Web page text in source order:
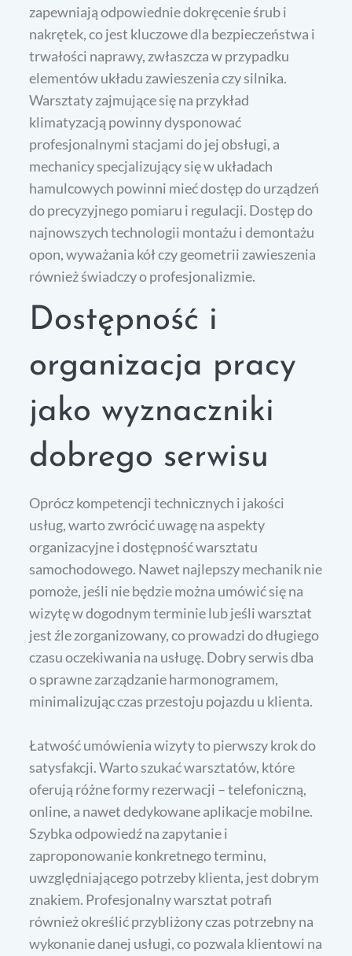
zapewniają odpowiednie dokręcenie śrub i
nakrętek, co jest kluczowe dla bezpieczeństwa i
trwałości naprawy, zwłaszcza w przypadku
elementów układu zawieszenia czy silnika.
Warsztaty zajmujące się na przykład
klimatyzacją powinny dysponować
profesjonalnymi stacjami do jej obsługi, a
mechanicy specjalizujący się w układach
hamulcowych powinni mieć dostęp do urządzeń
do precyzyjnego pomiaru i regulacji. Dostęp do
najnowszych technologii montażu i demontażu
opon, wyważania kół czy geometrii zawieszenia
również świadczy o profesjonalizmie.
Dostępność i
organizacja pracy
jako wyznaczniki
dobrego serwisu
Oprócz kompetencji technicznych i jakości
usług, warto zwrócić uwagę na aspekty
organizacyjne i dostępność warsztatu
samochodowego. Nawet najlepszy mechanik nie
pomoże, jeśli nie będzie można umówić się na
wizytę w dogodnym terminie lub jeśli warsztat
jest źle zorganizowany, co prowadzi do długiego
czasu oczekiwania na usługę. Dobry serwis dba
o sprawne zarządzanie harmonogramem,
minimalizując czas przestoju pojazdu u klienta.
Łatwość umówienia wizyty to pierwszy krok do
satysfakcji. Warto szukać warsztatów, które
oferują różne formy rezerwacji – telefoniczną,
online, a nawet dedykowane aplikacje mobilne.
Szybka odpowiedź na zapytanie i
zaproponowanie konkretnego terminu,
uwzględniającego potrzeby klienta, jest dobrym
znakiem. Profesjonalny warsztat potrafi
również określić przybliżony czas potrzebny na
wykonanie danej usługi, co pozwala klientowi na